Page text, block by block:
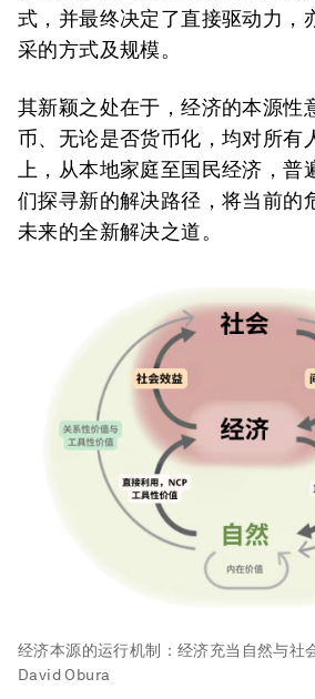
式，并最终决定了直接驱动力，
采的方式及规模。
其新颖之处在于，经济的本源性
币、无论是否货币化，均对所有
上，从本地家庭至国民经济，普
们探寻新的解决路径，将当前的
未来的全新解决之道。
经济本源的运行机制：经济充当自然与社
David Obura